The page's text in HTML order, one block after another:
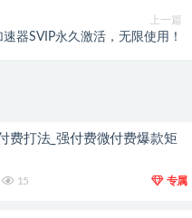
上一篇
器SVIP永久激活，无限使用！
费打法_强付费微付费爆款矩
15 专属